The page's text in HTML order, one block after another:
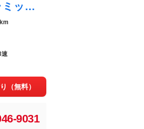
Ｆペイス Ｒ－スポーツ 法人ワンオーナ サイン入 パノラミックガラスルーフ トーラスレザーシート ナビ（地デジ／Ｂｌｕｅｔｏｏｔｈ） 前席パワーシート 前席シートヒーター 前後パークセンサー バックカメラ３６０°
速
（無料）
9031